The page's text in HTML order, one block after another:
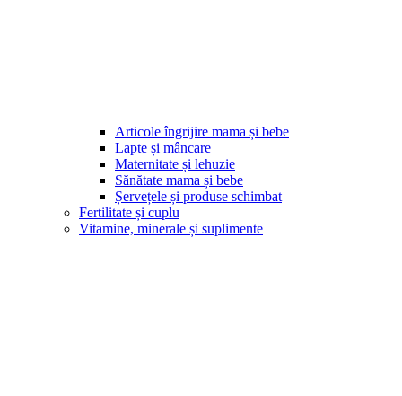
Articole îngrijire mama și bebe
Lapte și mâncare
Maternitate și lehuzie
Sănătate mama și bebe
Șervețele și produse schimbat
Fertilitate și cuplu
Vitamine, minerale și suplimente